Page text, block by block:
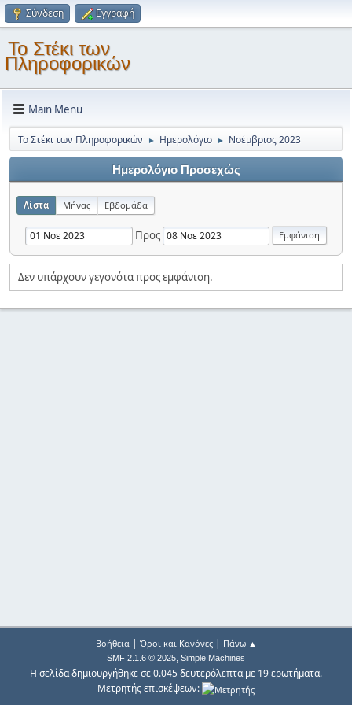
Σύνδεση Εγγραφή
Το Στέκι των
Πληροφορικών
Main Menu
Το Στέκι των Πληροφορικών ► Ημερολόγιο ► Νοέμβριος 2023
Ημερολόγιο Προσεχώς
Λίστα Μήνας Εβδομάδα
Προς
Δεν υπάρχουν γεγονότα προς εμφάνιση.
Βοήθεια| Όροι και Κανόνες| Πάνω ▲
SMF 2.1.6 © 2025, Simple Machines
Η σελίδα δημιουργήθηκε σε 0.045 δευτερόλεπτα με 19 ερωτήματα.
Μετρητής επισκέψεων: